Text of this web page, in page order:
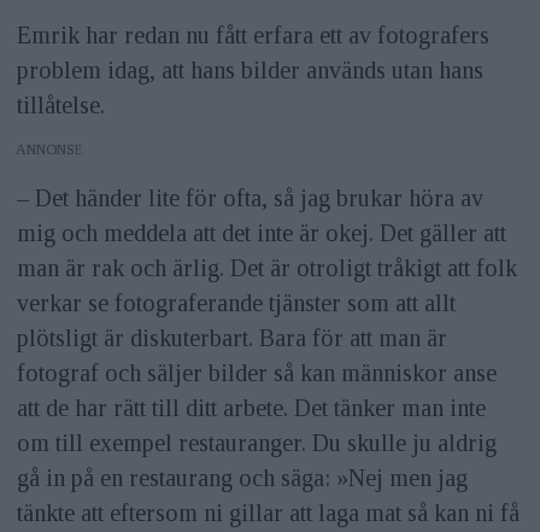
Emrik har redan nu fått erfara ett av fotografers
problem idag, att hans bilder används utan hans
tillåtelse.
ANNONS
– Det händer lite för ofta, så jag brukar höra av
mig och meddela att det inte är okej. Det gäller att
man är rak och ärlig. Det är otroligt tråkigt att folk
verkar se fotograferande tjänster som att allt
plötsligt är diskuterbart. Bara för att man är
fotograf och säljer bilder så kan människor anse
att de har rätt till ditt arbete. Det tänker man inte
om till exempel restauranger. Du skulle ju aldrig
gå in på en restaurang och säga: »Nej men jag
tänkte att eftersom ni gillar att laga mat så kan ni få